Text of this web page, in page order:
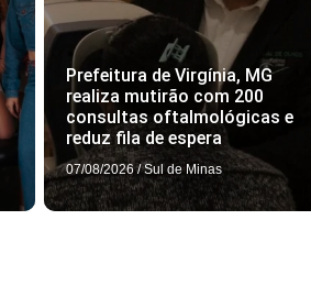
Prefeitura de Virgínia, MG
realiza mutirão com 200
consultas oftalmológicas e
reduz fila de espera
07/08/2026 / Sul de Minas